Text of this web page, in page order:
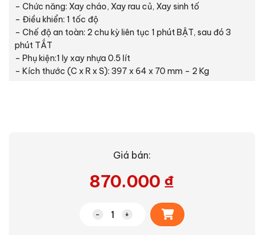
– Chức năng: Xay cháo, Xay rau củ, Xay sinh tố
– Điều khiển: 1 tốc độ
– Chế độ an toàn: 2 chu kỳ liên tục 1 phút BẬT, sau đó 3
phút TẮT
– Phụ kiện:1 ly xay nhựa 0.5 lít
– Kích thước (C x R x S): 397 x 64 x 70 mm – 2 Kg
Giá bán:
870.000 ₫
Máy xay cầm tay (MX-GS1WRA) số
Alternative: